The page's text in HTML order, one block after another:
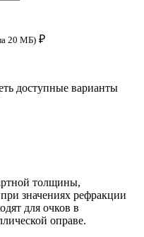
20 МБ) ₽
доступные варианты
толщины,
значениях рефракции
для очков в
оправе.